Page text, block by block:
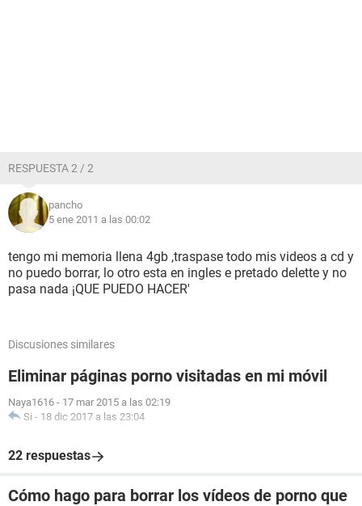
RESPUESTA 2 / 2
pancho
5 ene 2011 a las 00:02
tengo mi memoria llena 4gb ,traspase todo mis videos a cd y
no puedo borrar, lo otro esta en ingles e pretado delette y no
pasa nada ¡QUE PUEDO HACER'
Discusiones similares
Eliminar páginas porno visitadas en mi móvil
Naya1616 - 17 mar 2015 a las 02:19
Si - 18 dic 2017 a las 23:04
22 respuestas
Cómo hago para borrar los vídeos de porno que